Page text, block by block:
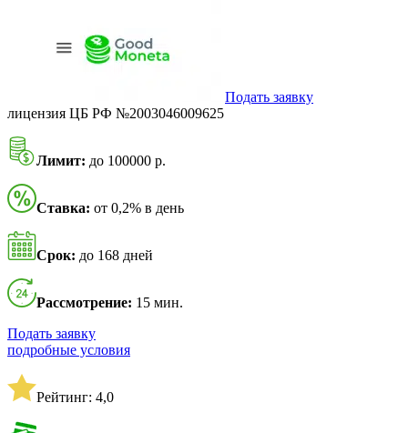
Подать заявку
лицензия ЦБ РФ №2003046009625
Лимит: до 100000 р.
Ставка: от 0,2% в день
Срок: до 168 дней
Рассмотрение: 15 мин.
Подать заявку
подробные условия
Рейтинг: 4,0